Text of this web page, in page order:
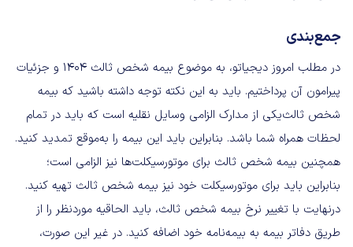
جمع‌بندی
در مطلب امروز دیجیاتو، به موضوع بیمه شخص ثالث ۱۴۰۴ و جزئیات
پیرامون آن پرداختیم. باید به این نکته توجه داشته باشید که بیمه
شخص ثالث‌یکی از مدارک الزامی وسایل نقلیه است که باید در تمام
لحظات همراه شما باشد. بنابراین باید این بیمه را به‌موقع تمدید کنید.
همچنین بیمه شخص ثالث برای موتورسیکلت‌ها نیز الزامی است؛
بنابراین باید برای موتورسیکلت خود نیز بیمه شخص ثالث تهیه کنید.
درنهایت با تغییر نرخ بیمه شخص ثالث، باید الحاقیه موردنظر را از
طریق دفاتر بیمه به بیمه‌نامه خود اضافه کنید. در غیر این صورت،